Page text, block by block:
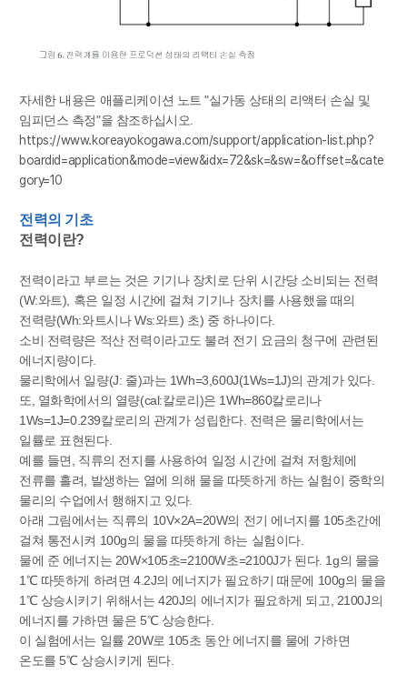
자세한 내용은 애플리케이션 노트 "실가동 상태의 리액터 손실 및
임피던스 측정"을 참조하십시오.
https://www.koreayokogawa.com/support/application-list.php?
boardid=application&mode=view&idx=72&sk=&sw=&offset=&cate
gory=10
전력의 기초
전력이란?
전력이라고 부르는 것은 기기나 장치로 단위 시간당 소비되는 전력
(W:와트), 혹은 일정 시간에 걸쳐 기기나 장치를 사용했을 때의
전력량(Wh:와트시나 Ws:와트) 초) 중 하나이다.
소비 전력량은 적산 전력이라고도 불려 전기 요금의 청구에 관련된
에너지량이다.
물리학에서 일량(J: 줄)과는 1Wh=3,600J(1Ws=1J)의 관계가 있다.
또, 열화학에서의 열량(cal:칼로리)은 1Wh=860칼로리나
1Ws=1J=0.239칼로리의 관계가 성립한다. 전력은 물리학에서는
일률로 표현된다.
예를 들면, 직류의 전지를 사용하여 일정 시간에 걸쳐 저항체에
전류를 흘려, 발생하는 열에 의해 물을 따뜻하게 하는 실험이 중학의
물리의 수업에서 행해지고 있다.
아래 그림에서는 직류의 10V×2A=20W의 전기 에너지를 105초간에
걸쳐 통전시켜 100g의 물을 따뜻하게 하는 실험이다.
물에 준 에너지는 20W×105초=2100W초=2100J가 된다. 1g의 물을
1℃ 따뜻하게 하려면 4.2J의 에너지가 필요하기 때문에 100g의 물을
1℃ 상승시키기 위해서는 420J의 에너지가 필요하게 되고, 2100J의
에너지를 가하면 물은 5℃ 상승한다.
이 실험에서는 일률 20W로 105초 동안 에너지를 물에 가하면
온도를 5℃ 상승시키게 된다.